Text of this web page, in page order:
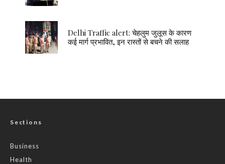
Delhi Traffic alert: चेहलुम जुलूस के कारण
कई मार्ग प्रभावित, इन रास्तों से बचने की सलाह
Sections
Business
Health